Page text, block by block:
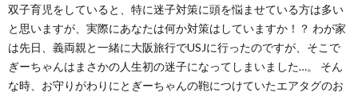
双子育児をしていると、特に迷子対策に頭を悩ませている方は多い
と思いますが、実際にあなたは何か対策はしていますか！？ わが家
は先日、義両親と一緒に大阪旅行でUSJに行ったのですが、そこで
ぎーちゃんはまさかの人生初の迷子になってしまいました…。 そん
な時、お守りがわりにとぎーちゃんの鞄につけていたエアタグのお